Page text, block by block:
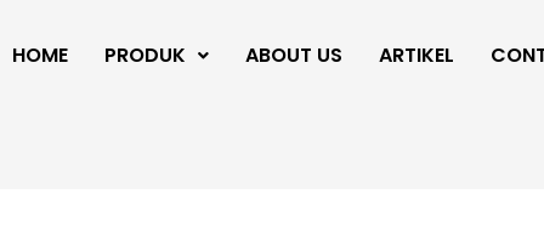
HOME PRODUK ABOUT US ARTIKEL